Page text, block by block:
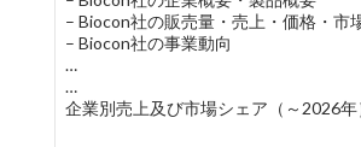
– Biocon社の販売量・売上・価格・市
– Biocon社の事業動向
…
…
企業別売上及び市場シェア（～2026年